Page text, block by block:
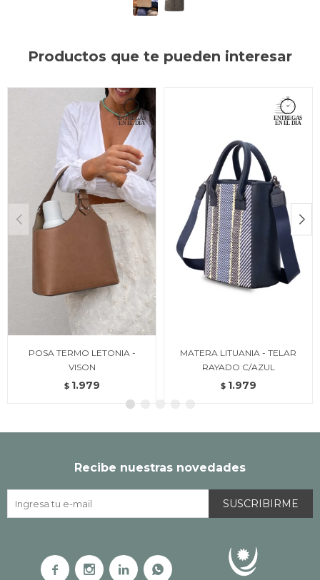
Productos que te pueden interesar
POSA TERMO LETONIA -
VISON
$ 1.979
MATERA LITUANIA - TELAR
RAYADO C/AZUL
$ 1.979
Recibe nuestras novedades
SUSCRIBIRME
   